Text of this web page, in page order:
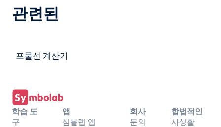
관련된
포물선 계산기
학습 도
구
앱
심볼랩 앱
회사
문의
합법적인
사생활